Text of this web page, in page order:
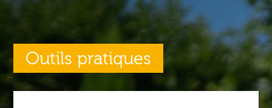
Outils pratiques